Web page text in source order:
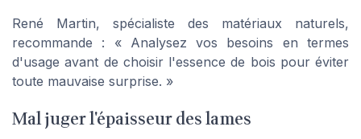
René Martin, spécialiste des matériaux naturels,
recommande : « Analysez vos besoins en termes
d'usage avant de choisir l'essence de bois pour éviter
toute mauvaise surprise. »
Mal juger l'épaisseur des lames